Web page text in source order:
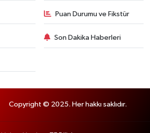
Puan Durumu ve Fikstür
Son Dakika Haberleri
Copyright © 2025. Her hakkı saklıdır.